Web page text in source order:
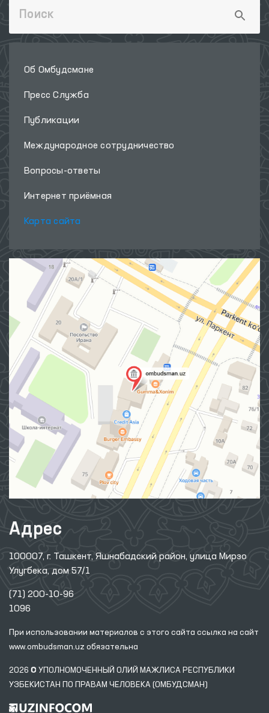
Об Омбудсмане
Пресс Служба
Публикации
Международное сотрудничество
Вопросы-ответы
Интернет приёмная
Карта сайта
Адрес
100007, г. Ташкент, Яшнабадский район, улица Мирзо
Улугбека, дом 57/1
(71) 200-10-96
1096
При использовании материалов с этого сайта ссылка на сайт
www.ombudsman.uz обязательна
2026 © УПОЛНОМОЧЕННЫЙ ОЛИЙ МАЖЛИСА РЕСПУБЛИКИ
УЗБЕКИСТАН ПО ПРАВАМ ЧЕЛОВЕКА (ОМБУДСМАН)